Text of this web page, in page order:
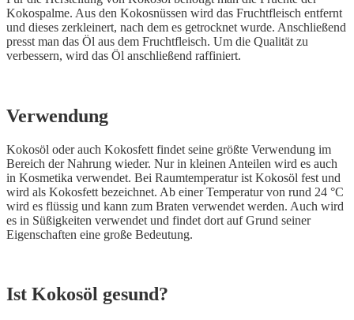
Kokospalme. Aus den Kokosnüssen wird das Fruchtfleisch entfernt
und dieses zerkleinert, nach dem es getrocknet wurde. Anschließend
presst man das Öl aus dem Fruchtfleisch. Um die Qualität zu
verbessern, wird das Öl anschließend raffiniert.
Verwendung
Kokosöl oder auch Kokosfett findet seine größte Verwendung im
Bereich der Nahrung wieder. Nur in kleinen Anteilen wird es auch
in Kosmetika verwendet. Bei Raumtemperatur ist Kokosöl fest und
wird als Kokosfett bezeichnet. Ab einer Temperatur von rund 24 °C
wird es flüssig und kann zum Braten verwendet werden. Auch wird
es in Süßigkeiten verwendet und findet dort auf Grund seiner
Eigenschaften eine große Bedeutung.
Ist Kokosöl gesund?